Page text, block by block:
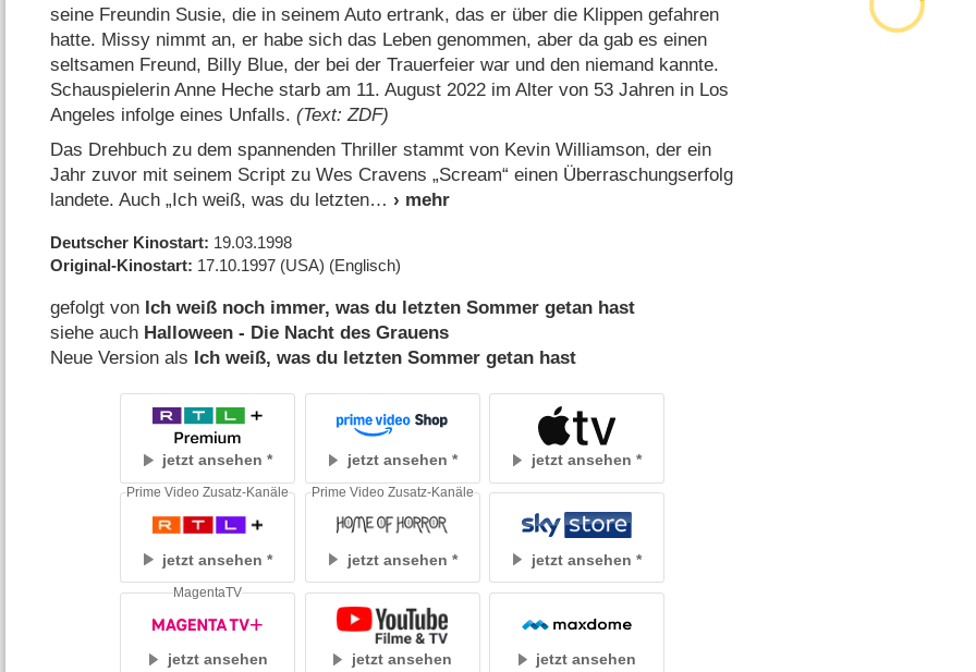
seine Freundin Susie, die in seinem Auto ertrank, das er über die Klippen gefahren
hatte. Missy nimmt an, er habe sich das Leben genommen, aber da gab es einen
seltsamen Freund, Billy Blue, der bei der Trauerfeier war und den niemand kannte.
Schauspielerin Anne Heche starb am 11. August 2022 im Alter von 53 Jahren in Los
Angeles infolge eines Unfalls.(Text: ZDF)
Das Drehbuch zu dem spannenden Thriller stammt von Kevin Williamson, der ein
Jahr zuvor mit seinem Script zu Wes Cravens „Scream“ einen Überraschungserfolg
landete. Auch „Ich weiß, was du letzten
Deutscher Kinostart 19.03.1998
Original-Kinostart 17.10.1997 (USA) (Englisch)
gefolgt von Ich weiß noch immer, was du letzten Sommer getan hast
siehe auch Halloween - Die Nacht des Grauens
Neue Version als Ich weiß, was du letzten Sommer getan hast
jetzt ansehen jetzt ansehen jetzt ansehen
jetzt ansehen
Prime Video Zusatz-Kanäle
jetzt ansehen
Prime Video Zusatz-Kanäle
jetzt ansehen
jetzt ansehen
MagentaTV
jetzt ansehen jetzt ansehen